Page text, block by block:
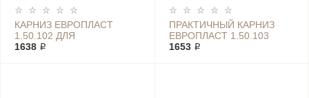
КАРНИЗ ЕВРОПЛАСТ
1.50.102 ДЛЯ
ОФОРМЕНИЯ
1638 ₽
ПРАКТИЧНЫЙ КАРНИЗ
ЕВРОПЛАСТ 1.50.103
1653 ₽